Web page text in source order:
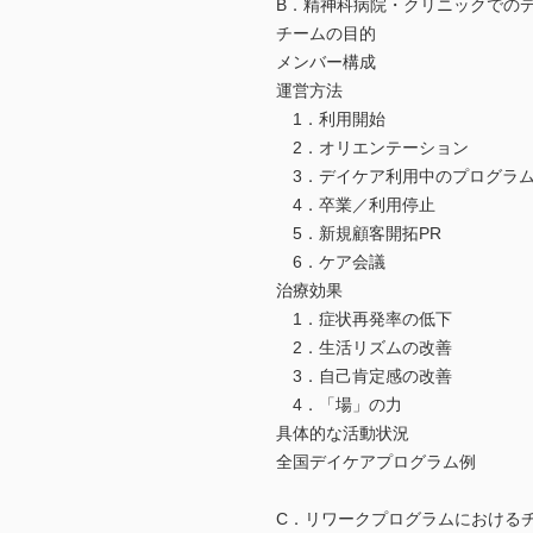
B．精神科病院・クリニックでの
チームの目的
メンバー構成
運営方法
1．利用開始
2．オリエンテーション
3．デイケア利用中のプログラ
4．卒業／利用停止
5．新規顧客開拓PR
6．ケア会議
治療効果
1．症状再発率の低下
2．生活リズムの改善
3．自己肯定感の改善
4．「場」の力
具体的な活動状況
全国デイケアプログラム例
C．リワークプログラムにおける